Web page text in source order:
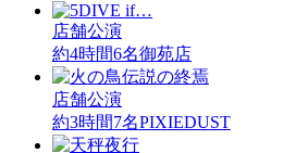
店舗公演
約4時間6名御苑店
店舗公演
約3時間7名PIXIEDUST